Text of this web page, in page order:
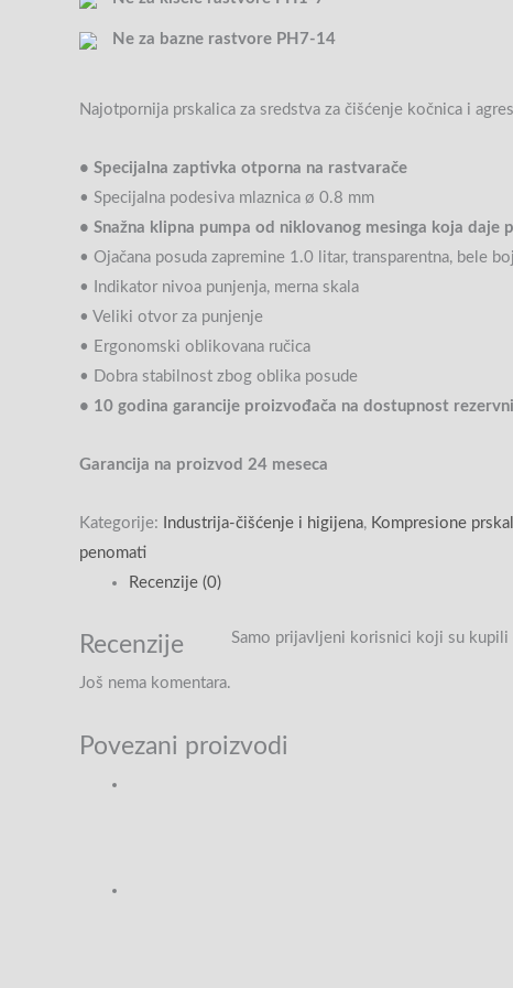
Ne za bazne rastvore PH7-14
Najotpornija prskalica za sredstva za čišćenje kočnica i
• Specijalna zaptivka otporna na rastvarače
• Specijalna podesiva mlaznica ø 0.8 mm
• Snažna klipna pumpa od niklovanog mesinga koja daje
• Ojačana posuda zapremine 1.0 litar, transparentna, bele
• Indikator nivoa punjenja, merna skala
• Veliki otvor za punjenje
• Ergonomski oblikovana ručica
• Dobra stabilnost zbog oblika posude
• 10 godina garancije proizvođača na dostupnost
Garancija na proizvod 24 meseca
Kategorije: Industrija-čišćenje i higijena, Kompresione
penomati
Recenzije (0)
Recenzije
Još nema komentara.
Samo prijavljeni korisnici koji su
Povezani proizvodi